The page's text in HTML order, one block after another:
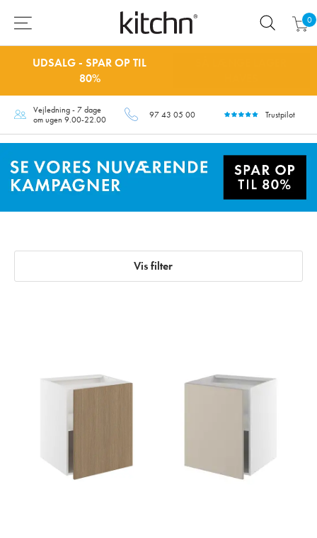
0
UDSALG - SPAR OP TIL
80%
Vejledning - 7 dage
om ugen 9.00-22.00
97 43 05 00 Trustpilot
Vis filter